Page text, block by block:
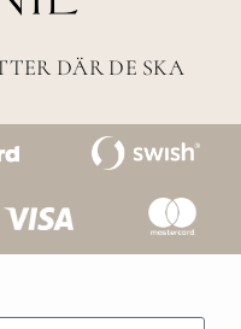
DÄR DE SKA